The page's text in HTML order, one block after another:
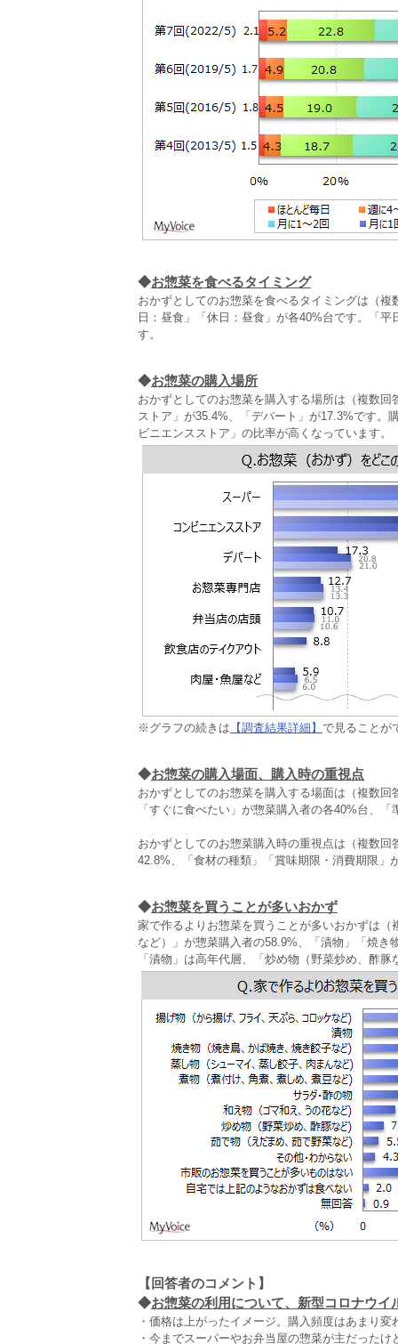
◆お惣菜を食べるタイミング
おかずとしてのお惣菜を食べるタイミングは（
日：昼食」「休日：昼食」が各40%台です。「
す。
◆お惣菜の購入場所
おかずとしてのお惣菜を購入する場所は（複数
ストア」が35.4%、「デパート」が17.3%です。
ビニエンスストア」の比率が高くなっています。
※グラフの続きは 【調査結果詳細】 で見ることが
◆お惣菜の購入場面、購入時の重視点
おかずとしてのお惣菜を購入する場面は（複数
「すぐに食べたい」が惣菜購入者の各40%台、
おかずとしてのお惣菜購入時の重視点は（複数
42.8%、「食材の種類」「賞味期限・消費期限」
◆お惣菜を買うことが多いおかず
家で作るよりお惣菜を買うことが多いおかずは
など）」が惣菜購入者の58.9%、「漬物」「焼
「漬物」は高年代層、「炒め物（野菜炒め、酢
【回答者のコメント】
◆お惣菜の利用について、新型コロナウ
・価格は上がったイメージ。購入頻度はあまり変
・今までスーパーやお弁当屋の惣菜が主だった